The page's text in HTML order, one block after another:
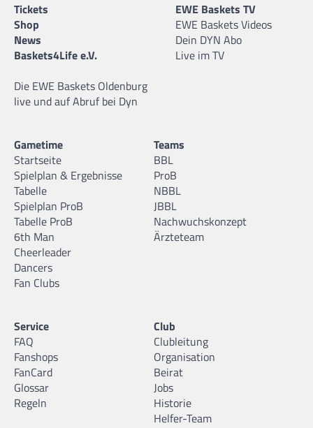
Tickets
Shop
News
Baskets4Life e.V.
Die EWE Baskets Oldenburg
live und auf Abruf bei Dyn
EWE Baskets TV
EWE Baskets Videos
Dein DYN Abo
Live im TV
Gametime
Startseite
Spielplan & Ergebnisse
Tabelle
Spielplan ProB
Tabelle ProB
6th Man
Cheerleader
Dancers
Fan Clubs
Teams
BBL
ProB
NBBL
JBBL
Nachwuchskonzept
Ärzteteam
Service
FAQ
Fanshops
FanCard
Glossar
Regeln
Club
Clubleitung
Organisation
Beirat
Jobs
Historie
Helfer-Team